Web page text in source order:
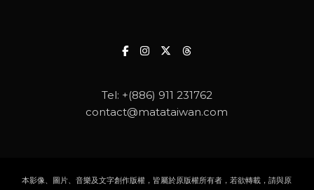
Tel: +(886) 911 231762
contact@matataiwan.com
本影像、圖片、音樂及文字創作版權，皆屬於原版權所有者，若欲轉載，請與原